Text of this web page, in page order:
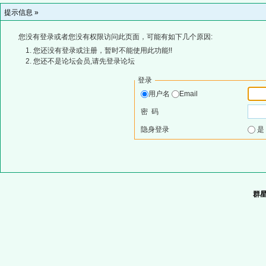
提示信息 »
您没有登录或者您没有权限访问此页面，可能有如下几个原因:
您还没有登录或注册，暂时不能使用此功能!!
您还不是论坛会员,请先登录论坛
登录
用户名
Email
密 码
隐身登录
群